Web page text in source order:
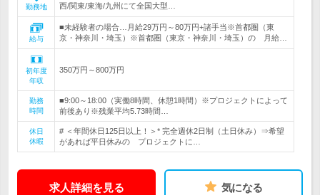
勤務地
西/関東/東海/九州にて全国大型…
給与
■未経験者の場合…月給29万円～80万円+諸手当※首都圏（東
京・神奈川・埼玉）※首都圏（東京・神奈川・埼玉）の 月給…
初年度
年収
350万円～800万円
勤務
時間
■9:00～18:00（実働8時間、休憩1時間）※プロジェクトによって
前後あり※残業平均5.73時間…
休日
休暇
# ＜年間休日125日以上！＞* 完全週休2日制（土日休み）⇒希望
があれば平日休みの プロジェクトに…
求人詳細を見る 気になる